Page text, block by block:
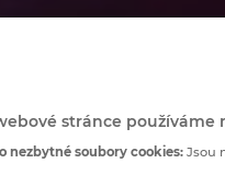
stránce používáme
nezbytné soubory cookies: Jsou